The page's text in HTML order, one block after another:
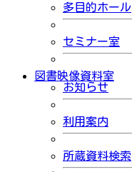
多目的ホール
セミナー室
図書映像資料室
お知らせ
利用案内
所蔵資料検索